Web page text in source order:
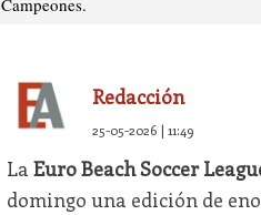
Redacción
25-05-2026 | 11:49
La Euro Beach Soccer
domingo una edición de